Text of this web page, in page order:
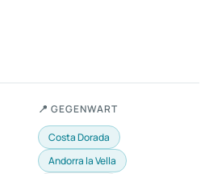
📍 GEGENWART
Costa Dorada
Andorra la Vella